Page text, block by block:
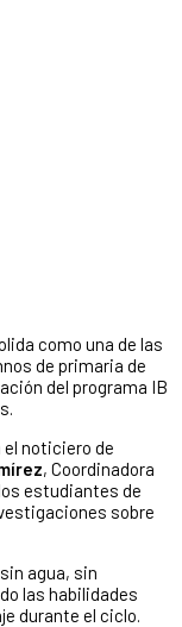
como una de las
de primaria de
del programa IB
el noticiero de
, Coordinadora
estudiantes de
sobre
agua, sin
las habilidades
durante el ciclo.